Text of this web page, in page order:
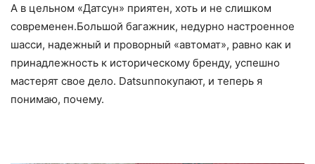
А в цельном «Датсун» приятен, хоть и не слишком
современен.Большой багажник, недурно настроенное
шасси, надежный и проворный «автомат», равно как и
принадлежность к историческому бренду, успешно
мастерят свое дело. Datsunпокупают, и теперь я
понимаю, почему.